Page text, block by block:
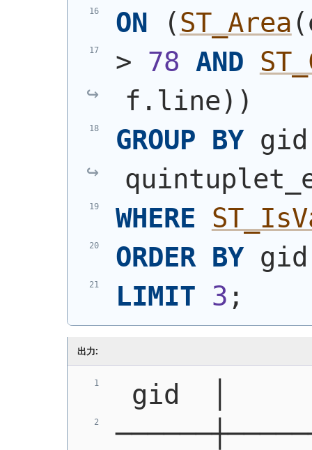
ON
(ST_Area (
> 78 AND
f.line) )
GROUP BY
WHERE
ORDER BY gid
LIMIT 3 ;
出力:
gid  │